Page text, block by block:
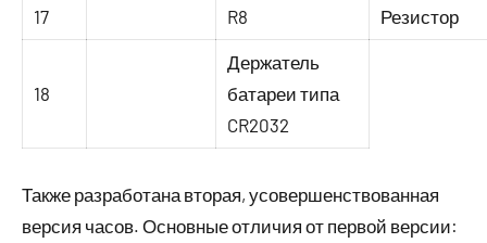
17 R8 Резистор
18
Держатель
батареи типа
CR2032
Также разработана вторая, усовершенствованная
версия часов. Основные отличия от первой версии: